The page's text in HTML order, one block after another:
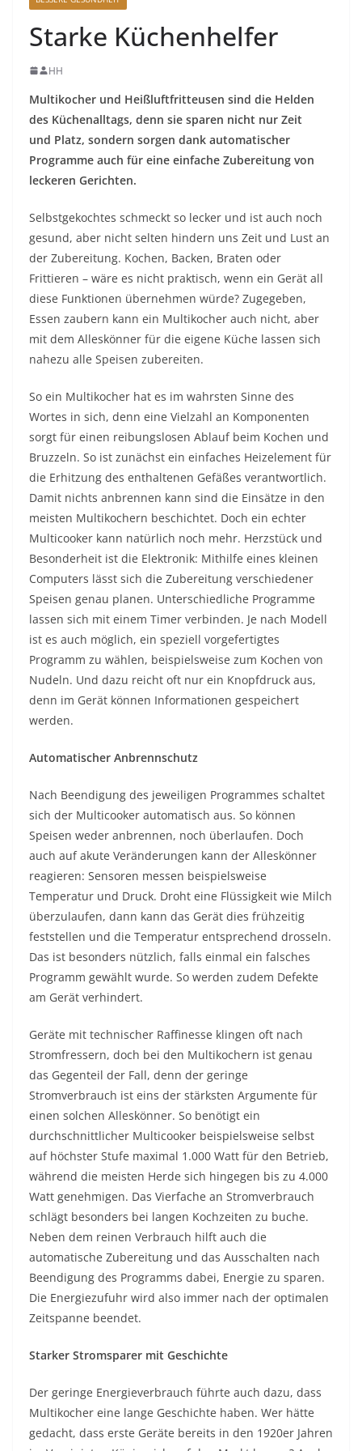
Starke Küchenhelfer
HH
Multikocher und Heißluftfritteusen sind die Helden
des Küchenalltags, denn sie sparen nicht nur Zeit
und Platz, sondern sorgen dank automatischer
Programme auch für eine einfache Zubereitung von
leckeren Gerichten.
Selbstgekochtes schmeckt so lecker und ist auch noch
gesund, aber nicht selten hindern uns Zeit und Lust an
der Zubereitung. Kochen, Backen, Braten oder
Frittieren – wäre es nicht praktisch, wenn ein Gerät all
diese Funktionen übernehmen würde? Zugegeben,
Essen zaubern kann ein Multikocher auch nicht, aber
mit dem Alleskönner für die eigene Küche lassen sich
nahezu alle Speisen zubereiten.
So ein Multikocher hat es im wahrsten Sinne des
Wortes in sich, denn eine Vielzahl an Komponenten
sorgt für einen reibungslosen Ablauf beim Kochen und
Bruzzeln. So ist zunächst ein einfaches Heizelement für
die Erhitzung des enthaltenen Gefäßes verantwortlich.
Damit nichts anbrennen kann sind die Einsätze in den
meisten Multikochern beschichtet. Doch ein echter
Multicooker kann natürlich noch mehr. Herzstück und
Besonderheit ist die Elektronik: Mithilfe eines kleinen
Computers lässt sich die Zubereitung verschiedener
Speisen genau planen. Unterschiedliche Programme
lassen sich mit einem Timer verbinden. Je nach Modell
ist es auch möglich, ein speziell vorgefertigtes
Programm zu wählen, beispielsweise zum Kochen von
Nudeln. Und dazu reicht oft nur ein Knopfdruck aus,
denn im Gerät können Informationen gespeichert
werden.
Automatischer Anbrennschutz
Nach Beendigung des jeweiligen Programmes schaltet
sich der Multicooker automatisch aus. So können
Speisen weder anbrennen, noch überlaufen. Doch
auch auf akute Veränderungen kann der Alleskönner
reagieren: Sensoren messen beispielsweise
Temperatur und Druck. Droht eine Flüssigkeit wie Milch
überzulaufen, dann kann das Gerät dies frühzeitig
feststellen und die Temperatur entsprechend drosseln.
Das ist besonders nützlich, falls einmal ein falsches
Programm gewählt wurde. So werden zudem Defekte
am Gerät verhindert.
Geräte mit technischer Raffinesse klingen oft nach
Stromfressern, doch bei den Multikochern ist genau
das Gegenteil der Fall, denn der geringe
Stromverbrauch ist eins der stärksten Argumente für
einen solchen Alleskönner. So benötigt ein
durchschnittlicher Multicooker beispielsweise selbst
auf höchster Stufe maximal 1.000 Watt für den Betrieb,
während die meisten Herde sich hingegen bis zu 4.000
Watt genehmigen. Das Vierfache an Stromverbrauch
schlägt besonders bei langen Kochzeiten zu buche.
Neben dem reinen Verbrauch hilft auch die
automatische Zubereitung und das Ausschalten nach
Beendigung des Programms dabei, Energie zu sparen.
Die Energiezufuhr wird also immer nach der optimalen
Zeitspanne beendet.
Starker Stromsparer mit Geschichte
Der geringe Energieverbrauch führte auch dazu, dass
Multikocher eine lange Geschichte haben. Wer hätte
gedacht, dass erste Geräte bereits in den 1920er Jahren